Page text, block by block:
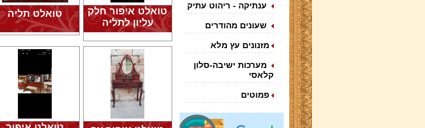
ענתיקה - ריהוט עתיק
שעונים מהודרים
מזנונים עץ מלא
מערכות ישיבה-סלון
קלאסי
פמוטים
טואלט איפור חלק
עליון לתליה
טואלט תליה